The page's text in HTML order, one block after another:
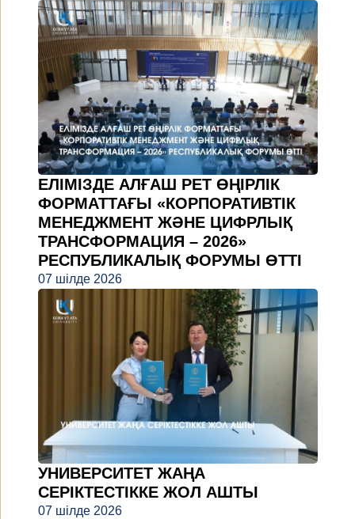
ЕЛІМІЗДЕ АЛҒАШ РЕТ ӨҢІРЛІК
ФОРМАТТАҒЫ «КОРПОРАТИВТІК
МЕНЕДЖМЕНТ ЖӘНЕ ЦИФРЛЫҚ
ТРАНСФОРМАЦИЯ – 2026»
РЕСПУБЛИКАЛЫҚ ФОРУМЫ ӨТТІ
07 шілде 2026
УНИВЕРСИТЕТ ЖАҢА
СЕРІКТЕСТІККЕ ЖОЛ АШТЫ
07 шілде 2026